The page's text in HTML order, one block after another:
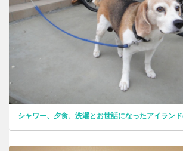
シャワー、夕食、洗濯とお世話になったアイランド